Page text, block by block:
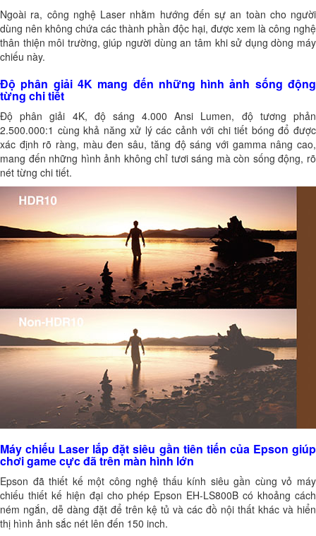
Ngoài ra, công nghệ Laser nhằm hướng đến sự an toàn cho người
dùng nên không chứa các thành phần độc hại, được xem là công nghệ
thân thiện môi trường, giúp người dùng an tâm khi sử dụng dòng máy
chiếu này.
Độ phân giải 4K mang đến những hình ảnh sống động
từng chi tiết
Độ phân giải 4K, độ sáng 4.000 Ansi Lumen, độ tương phản
2.500.000:1 cùng khả năng xử lý các cảnh với chi tiết bóng đổ được
xác định rõ ràng, màu đen sâu, tăng độ sáng với gamma nâng cao,
mang đến những hình ảnh không chỉ tươi sáng mà còn sống động, rõ
nét từng chi tiết.
Máy chiếu Laser lắp đặt siêu gần tiên tiến của Epson giúp
chơi game cực đã trên màn hình lớn
Epson đã thiết kế một công nghệ thấu kính siêu gần cùng vỏ máy
chiếu thiết kế hiện đại cho phép Epson EH-LS800B có khoảng cách
ném ngắn, dễ dàng đặt để trên kệ tủ và các đồ nội thất khác và hiển
thị hình ảnh sắc nét lên đến 150 inch.